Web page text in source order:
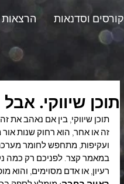
קורסים וסדנאות הרצאות
תוכן שיווקי.
תוכן שיווקי, בין אם נאהב את
זה או אחר, הוא רחוק שנות
ועקיפות, מתחפש לחומר
במאמר קצר. לפניכם רק כמה
רעיון, או אדם מסוימים, והוא